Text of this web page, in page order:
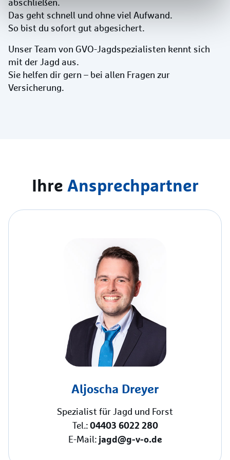
abschließen.
Das geht schnell und ohne viel Aufwand.
So bist du sofort gut abgesichert.
Unser Team von GVO-Jagdspezialisten kennt sich
mit der Jagd aus.
Sie helfen dir gern – bei allen Fragen zur
Versicherung.
Ihre Ansprechpartner
Aljoscha Dreyer
Spezialist für Jagd und Forst
Tel.: 04403 6022 280
E-Mail: jagd@g-v-o.de